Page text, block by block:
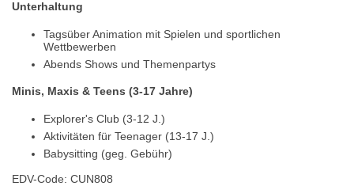
Unterhaltung
Tagsüber Animation mit Spielen und sportlichen
Wettbewerben
Abends Shows und Themenpartys
Minis, Maxis & Teens (3-17 Jahre)
Explorer's Club (3-12 J.)
Aktivitäten für Teenager (13-17 J.)
Babysitting (geg. Gebühr)
EDV-Code: CUN808